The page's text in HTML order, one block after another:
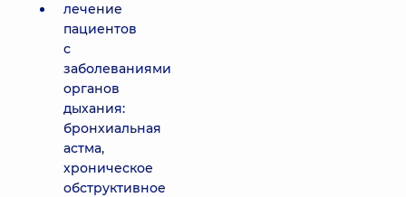
лечение
пациентов
с
заболеваниями
органов
дыхания:
бронхиальная
астма,
хроническое
обструктивное